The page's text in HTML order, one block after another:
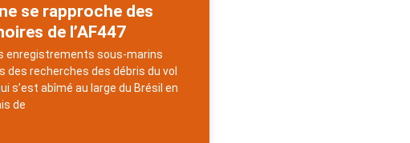
se rapproche des
de l’AF447
enregistrements sous-marins
des recherches des débris du vol
s’est abîmé au large du Brésil en
de